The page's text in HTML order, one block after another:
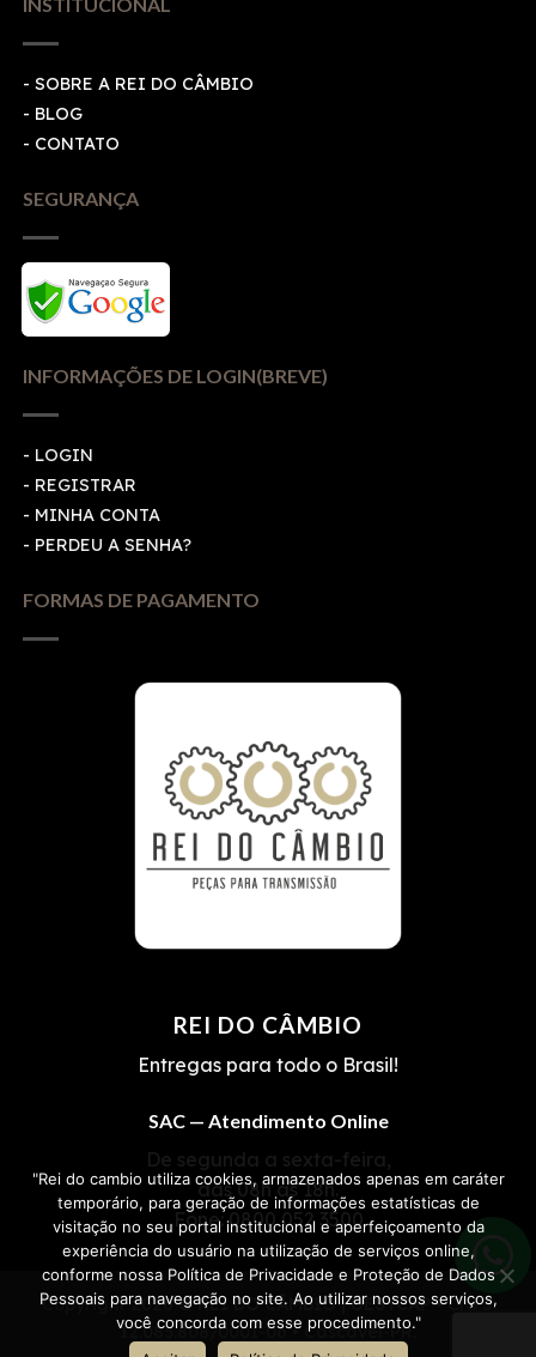
- SOBRE A REI DO CÂMBIO
- BLOG
- CONTATO
SEGURANÇA
INFORMAÇÕES DE LOGIN(BREVE)
- LOGIN
- REGISTRAR
- MINHA CONTA
- PERDEU A SENHA?
FORMAS DE PAGAMENTO
REI DO CÂMBIO
Entregas para todo o Brasil!
SAC — Atendimento Online
De segunda a sexta-feira,
das 08h às 18h.
Fone:0800 052 3500
Copyright 2026 ©REI DO CÂMBIO | OESTCAP• CNPJ
12.085.808/0001-06 • Cascavel-PR.
"Rei do cambio utiliza cookies, armazenados apenas em caráter
temporário, para geração de informações estatísticas de
visitação no seu portal institucional e aperfeiçoamento da
experiência do usuário na utilização de serviços online,
conforme nossa Política de Privacidade e Proteção de Dados
Pessoais para navegação no site. Ao utilizar nossos serviços,
você concorda com esse procedimento."